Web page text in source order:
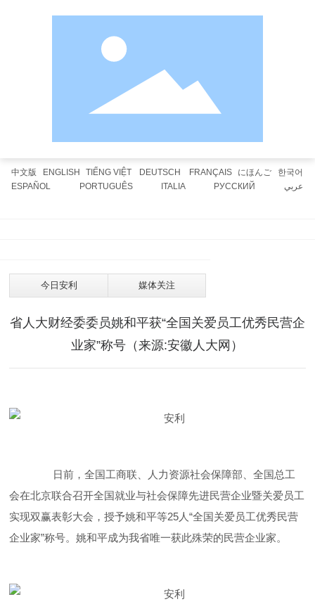
中文版 ENGLISH TIẾNG VIỆT DEUTSCH FRANÇAIS にほんご
한국어
ESPAÑOL
PORTUGUÊS ITALIA РУССКИЙ عربي
今日安利 媒体关注
省人大财经委委员姚和平获“全国关爱员工优秀民营企
业家”称号（来源:安徽人大网）
日前，全国工商联、人力资源社会保障部、全国总工
会在北京联合召开全国就业与社会保障先进民营企业暨关爱员工
实现双赢表彰大会，授予姚和平等25人“全国关爱员工优秀民营
企业家”称号。姚和平成为我省唯一获此殊荣的民营企业家。